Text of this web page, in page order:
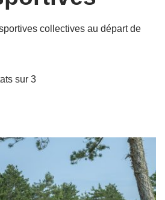
collectives au départ de
sur 3